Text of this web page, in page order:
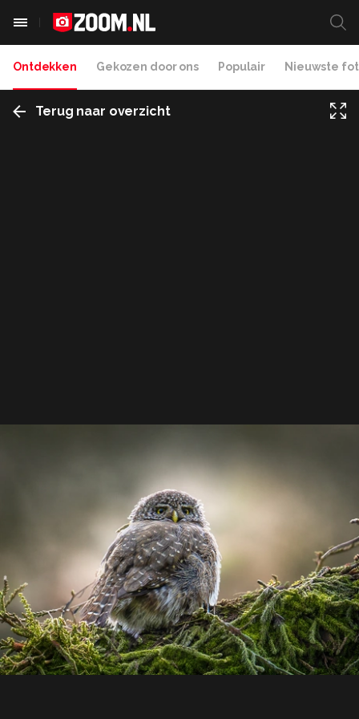
Ontdekken Gekozen door ons Populair Nieuwste
Terug naar overzicht